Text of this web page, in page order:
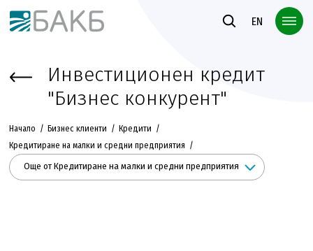
Към основното съдържание
EN
Инвестиционен кредит
"Бизнес конкурент"
Начало Бизнес клиенти
Кредити
Кредитиране на малки и средни предприятия
Още от Кредитиране на малки и средни предприятия